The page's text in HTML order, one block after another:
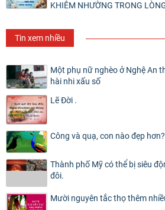
KHIÊM NHƯỜNG TRONG
Tin xem nhiều
Một phụ nữ nghèo ở Nghệ An
hài nhi xấu số
Lẽ Đời .
Công và quạ, con nào đẹp hơn?
Thành phố Mỹ có thể bị siêu
đôi.
Mười nguyên tắc thọ thêm